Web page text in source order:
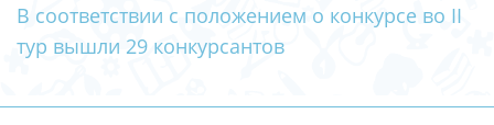
В соответствии с положением о конкурсе во II
тур вышли 29 конкурсантов